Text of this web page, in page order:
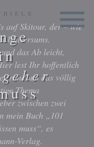
auf Skitour, der – wie
Universums.
das Ab leicht,
lest Ihr hoffentlich
rund um das völlig
Thema
zwischen zwei
mein Buch „101
muss“, es
Verlag.